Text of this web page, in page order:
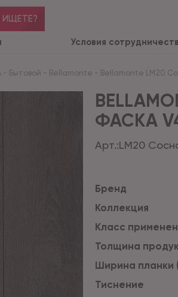
Условия
- Бытовой - Bellamonte - Bellamonte LM20
ФАСКА
Арт.:LM20
Бренд
Коллекция
Класс
Толщина
Ширина планки
Тиснение